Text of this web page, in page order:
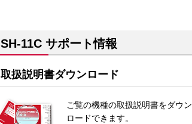
SH-11C サポート情報
取扱説明書ダウンロード
ご覧の機種の取扱説明書をダウン
ロードできます。